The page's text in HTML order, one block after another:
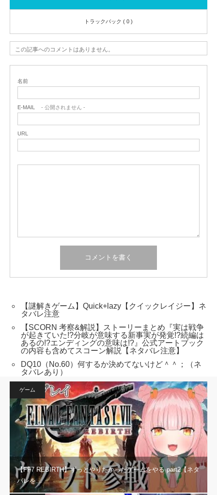
トラックバック ( 0 )
この記事へのコメントはありません。
名前
E-MAIL - 公開されません -
URL
【謎解きゲーム】Quick+lazy【クイックレイジー】ネ
タバレ注意
【SCORN 考察&解説】ストーリーまとめ『実は戦争
が起きていた!?分岐が意味する新事実が発覚!?続編は
あるの!?エンディングの意味は!?』公式アートブック
の内容も含めてスコーン解説【ネタバレ注意】
DQ10（No.60）何するか決めてないけど＾＾；（ネ
タバレあり）
ゲーム
【FF7 REBIRTH】ずっとやりたかったゲームをやる part2【ネタ
バレを…